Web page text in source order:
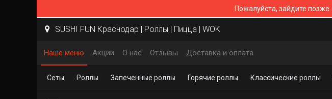
Пожалуйста, зайдите позже.
SUSHI FUN Краснодар | Роллы | Пицца | WOK
Наше меню Акции О нас Отзывы Доставка и оплата
Сеты Роллы Запеченные роллы Горячие роллы Классические роллы